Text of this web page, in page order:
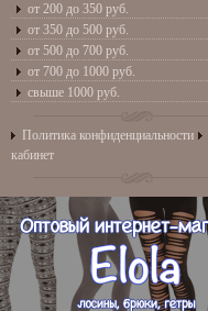
от 200 до 350 руб.
от 350 до 500 руб.
от 500 до 700 руб.
от 700 до 1000 руб.
свыше 1000 руб.
Политика конфиденциальности
кабинет